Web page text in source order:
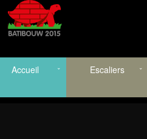
Accueil Escaliers